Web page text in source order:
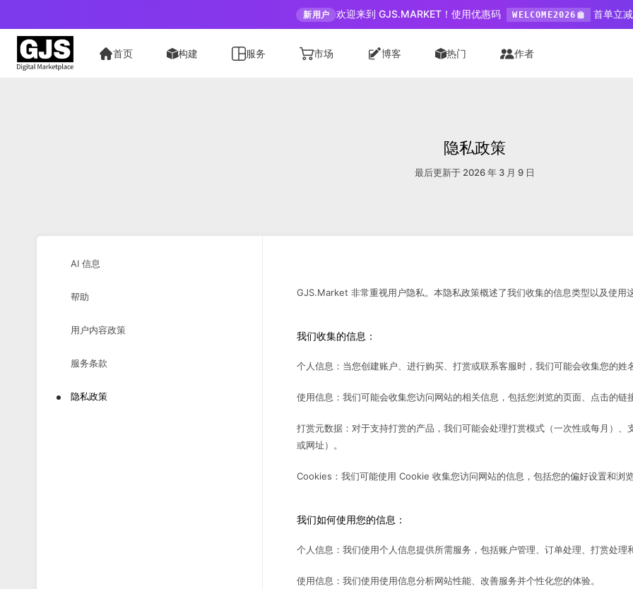
新用户 欢迎来到 GJS.MARKET！使用优惠码 WELCOME2026 首单立
首页 构建 服务 市场 博客 热门 作者
隐私政策
最后更新于 2026 年 3 月 9 日
AI 信息
帮助
用户内容政策
服务条款
隐私政策
GJS.Market 非常重视用户隐私。本隐私政策概述了我们收集的信息类型以及使用
我们收集的信息：
个人信息：当您创建账户、进行购买、打赏或联系客服时，我们可能会收集您的
使用信息：我们可能会收集您访问网站的相关信息，包括您浏览的页面、点击的链
打赏元数据：对于支持打赏的产品，我们可能会处理打赏模式（一次性或每月）
或网址）。
Cookies：我们可能使用 Cookie 收集您访问网站的信息，包括您的偏好设置和浏
我们如何使用您的信息：
个人信息：我们使用个人信息提供所需服务，包括账户管理、订单处理、打赏处理
使用信息：我们使用使用信息分析网站性能、改善服务并个性化您的体验。